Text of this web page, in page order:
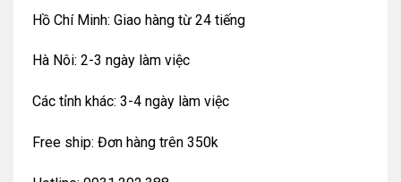
Hồ Chí Minh: Giao hàng từ 24 tiếng
Hà Nôi: 2-3 ngày làm việc
Các tỉnh khác: 3-4 ngày làm việc
Free ship: Đơn hàng trên 350k